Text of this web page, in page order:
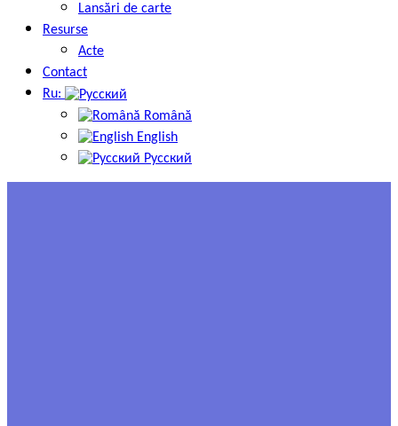
Lansări de carte
Resurse
Acte
Contact
Ru:
Română
English
Русский